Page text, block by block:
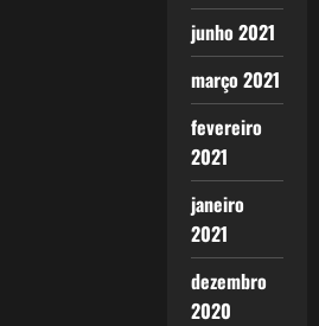
junho 2021
março 2021
fevereiro
2021
janeiro
2021
dezembro
2020